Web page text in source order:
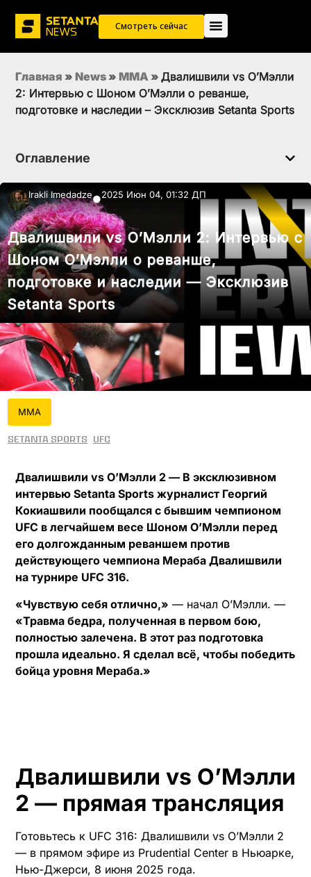
Смотреть сейчас
Главная » News » MMA » Двалишвили vs О’Мэлли
2: Интервью с Шоном О’Мэлли о реванше,
подготовке и наследии – Эксклюзив Setanta Sports
Оглавление
Irakli Imedadze●2025 Июн 04, 01:32 ДП
Двалишвили vs О’Мэлли 2: Интервью с
Шоном О’Мэлли о реванше,
подготовке и наследии — Эксклюзив
Setanta Sports
MMA
Setanta Sports UFC
Двалишвили vs О’Мэлли 2 — В эксклюзивном
интервью Setanta Sports журналист Георгий
Кокиашвили пообщался с бывшим чемпионом
UFC в легчайшем весе Шоном О’Мэлли перед
его долгожданным реваншем против
действующего чемпиона Мераба Двалишвили
на турнире UFC 316.
«Чувствую себя отлично,» — начал О’Мэлли. —
«Травма бедра, полученная в первом бою,
полностью залечена. В этот раз подготовка
прошла идеально. Я сделал всё, чтобы победить
бойца уровня Мераба.»
Двалишвили vs О’Мэлли
2 — прямая трансляция
Готовьтесь к UFC 316: Двалишвили vs О’Мэлли 2
— в прямом эфире из Prudential Center в Ньюарке,
Нью-Джерси, 8 июня 2025 года.